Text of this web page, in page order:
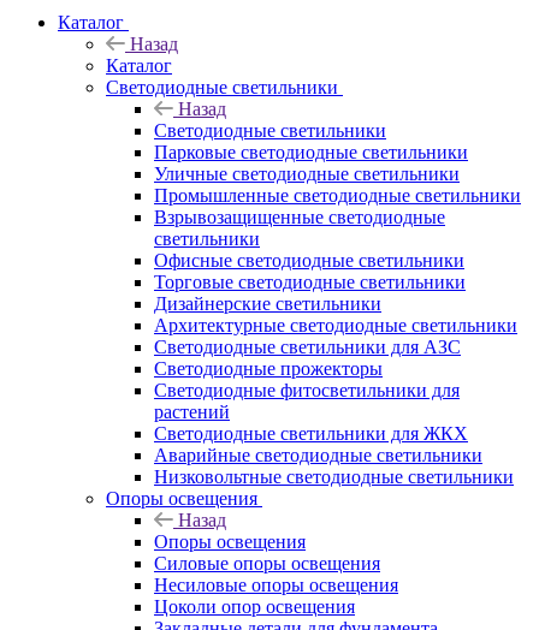
Каталог
Назад
Каталог
Светодиодные светильники
Назад
Светодиодные светильники
Парковые светодиодные светильники
Уличные светодиодные светильники
Промышленные светодиодные светильники
Взрывозащищенные светодиодные
светильники
Офисные светодиодные светильники
Торговые светодиодные светильники
Дизайнерские светильники
Архитектурные светодиодные светильники
Светодиодные светильники для АЗС
Светодиодные прожекторы
Светодиодные фитосветильники для
растений
Светодиодные светильники для ЖКХ
Аварийные светодиодные светильники
Низковольтные светодиодные светильники
Опоры освещения
Назад
Опоры освещения
Силовые опоры освещения
Несиловые опоры освещения
Цоколи опор освещения